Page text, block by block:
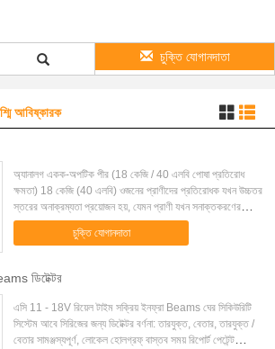
চুক্তি যোগানদাতা
আবিষ্কারক
অ্যানালগ একক-অপটিক পীর (18 কেজি / 40 এলবি পোষা প্রতিরোধ
ক্ষমতা) 18 কেজি (40 এলবি) ওজনের প্রাণীদের প্রতিরোধক যখন উচ্চতর
স্তরের অনাক্রম্যতা প্রয়োজন হয়, যেমন প্রাণী যখন সনাক্তকরণের
অঞ্চলে নিয়মিত থাকে, তখন ডিজি ...
চুক্তি যোগানদাতা
ডিটেক্টর
এসি 11 - 18V রিয়েল টাইম সক্রিয় ইনফ্রা Beams ঘের সিকিউরিটি
সিস্টেম আবে সিরিজের জন্য ডিটেক্টর বর্ণনা: তারযুক্ত, বেতার, তারযুক্ত /
বেতার সামঞ্জস্যপূর্ণ, লোকেল হোলগ্রফ্ বাস্তব সময় রিপোর্ট পেটেন্ট